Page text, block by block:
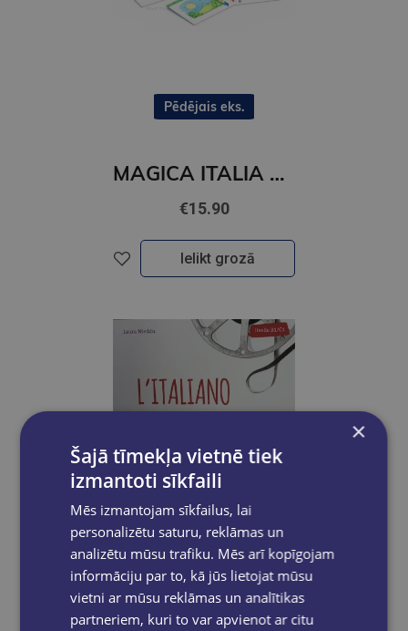
Pēdējais eks.
MAGICA ITALIA 1 Flashcards
€15.90
Ielikt grozā
×
Šajā tīmekļa vietnē tiek
izmantoti sīkfaili
Mēs izmantojam sīkfailus, lai
personalizētu saturu, reklāmas un
analizētu mūsu trafiku. Mēs arī kopīgojam
informāciju par to, kā jūs lietojat mūsu
vietni ar mūsu reklāmas un analītikas
partneriem, kuri to var apvienot ar citu